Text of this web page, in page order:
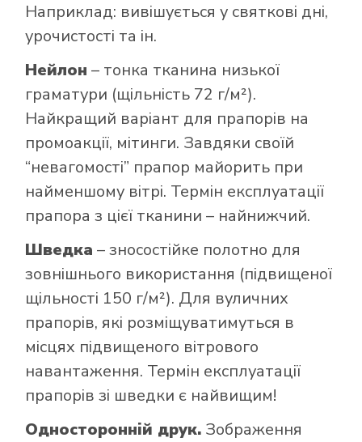
Наприклад: вивішується у святкові дні,
урочистості та ін.
Нейлон – тонка тканина низької
граматури (щільність 72 г/м²).
Найкращий варіант для прапорів на
промоакції, мітинги. Завдяки своїй
“невагомості” прапор майорить при
найменшому вітрі. Термін експлуатації
прапора з цієї тканини – найнижчий.
Шведка – зносостійке полотно для
зовнішнього використання (підвищеної
щільності 150 г/м²). Для вуличних
прапорів, які розміщуватимуться в
місцях підвищеного вітрового
навантаження. Термін експлуатації
прапорів зі шведки є найвищим!
Односторонній друк. Зображення